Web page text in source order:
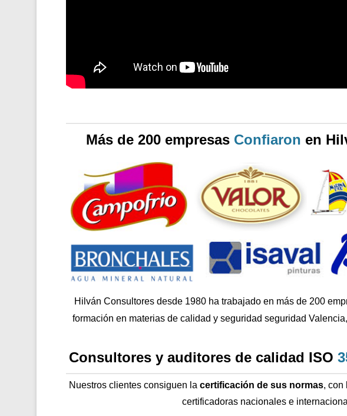
Más de 200 empresas Confiaron en
Hilván Consultores desde 1980 ha trabajado en más de 200
formación en materias de calidad y seguridad seguridad
Consultores y auditores de calidad ISO
Nuestros clientes consiguen la certificación de sus normas, con
certificadoras nacionales e